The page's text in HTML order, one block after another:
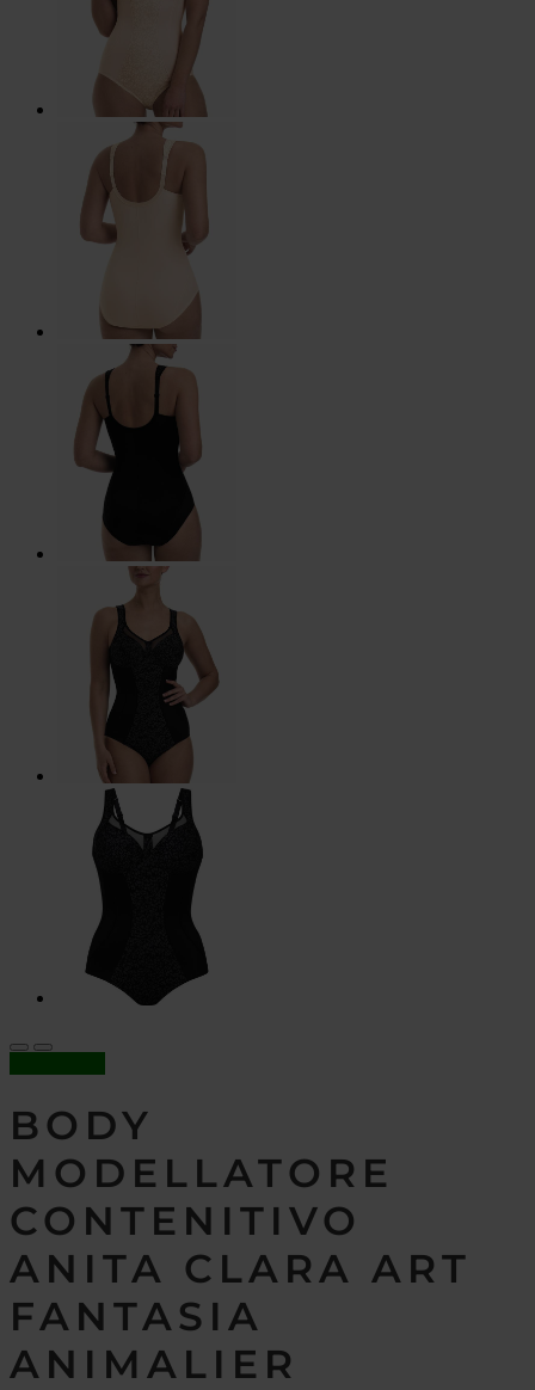
BODY
MODELLATORE
CONTENITIVO
ANITA CLARA ART
FANTASIA
ANIMALIER